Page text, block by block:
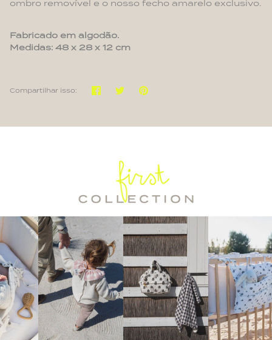
ombro removível e o nosso fecho amarelo exclusivo.
Fabricado em algodão.
Medidas: 48 x 28 x 12 cm
Compartilhar isso: PartilharTweetarPinterest